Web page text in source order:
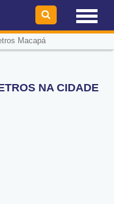
Macapá
NA CIDADE